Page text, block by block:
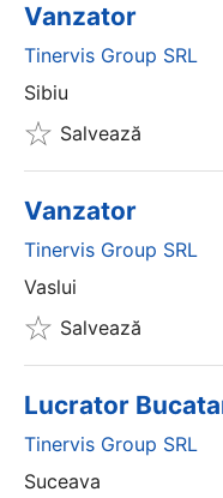
Vanzator
Tinervis Group SRL
Sibiu
Salvează
Vanzator
Tinervis Group SRL
Vaslui
Salvează
Lucrator
Tinervis Group SRL
Suceava